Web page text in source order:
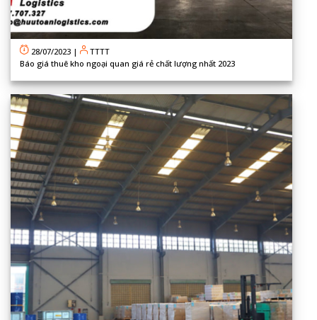
28/07/2023 |
TTTT
Báo giá thuê kho ngoại quan giá rẻ chất lượng nhất 2023